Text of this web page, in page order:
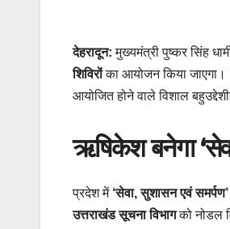
देहरादून: मुख्यमंत्री पुष्कर सिंह
शिविरोंका आयोजन किया जाएगा।
आयोजित होने वाले विशाल
ऋषिकेश बनेगा
प्रदेश में ‘सेवा, सुशासन एवं समर्पण’
उत्तराखंड सूचना विभागको नोडल